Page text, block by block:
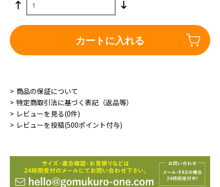
カートに入れる
商品の保証について
特定商取引法に基づく表記（返品等）
レビューを見る(0件)
レビューを投稿(500ポイント付与)